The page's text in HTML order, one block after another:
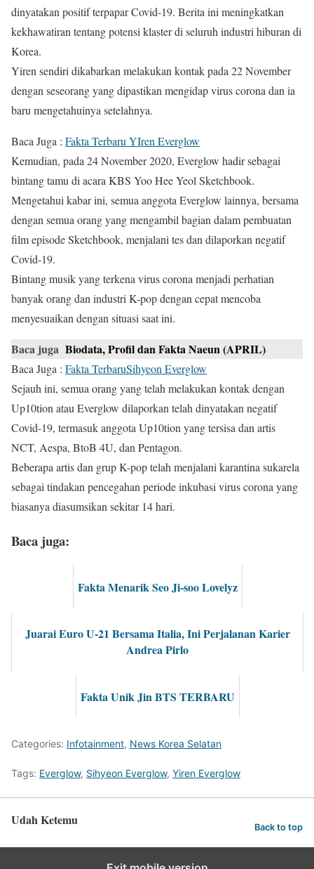
dinyatakan positif terpapar Covid-19. Berita ini meningkatkan
kekhawatiran tentang potensi klaster di seluruh industri hiburan di
Korea.
Yiren sendiri dikabarkan melakukan kontak pada 22 November
dengan seseorang yang dipastikan mengidap virus corona dan ia
baru mengetahuinya setelahnya.
Baca Juga : Fakta Terbaru YIren Everglow
Kemudian, pada 24 November 2020, Everglow hadir sebagai
bintang tamu di acara KBS Yoo Hee Yeol Sketchbook.
Mengetahui kabar ini, semua anggota Everglow lainnya, bersama
dengan semua orang yang mengambil bagian dalam pembuatan
film episode Sketchbook, menjalani tes dan dilaporkan negatif
Covid-19.
Bintang musik yang terkena virus corona menjadi perhatian
banyak orang dan industri K-pop dengan cepat mencoba
menyesuaikan dengan situasi saat ini.
Baca juga Biodata, Profil dan Fakta Naeun (APRIL)
Baca Juga : Fakta TerbaruSihyeon Everglow
Sejauh ini, semua orang yang telah melakukan kontak dengan
Up10tion atau Everglow dilaporkan telah dinyatakan negatif
Covid-19, termasuk anggota Up10tion yang tersisa dan artis
NCT, Aespa, BtoB 4U, dan Pentagon.
Beberapa artis dan grup K-pop telah menjalani karantina sukarela
sebagai tindakan pencegahan periode inkubasi virus corona yang
biasanya diasumsikan sekitar 14 hari.
Baca juga:
Fakta Menarik Seo Ji-soo Lovelyz
Juarai Euro U-21 Bersama Italia, Ini Perjalanan Karier
Andrea Pirlo
Fakta Unik Jin BTS TERBARU
Categories: Infotainment, News Korea Selatan
Tags: Everglow, Sihyeon Everglow, Yiren Everglow
Udah Ketemu Back to top